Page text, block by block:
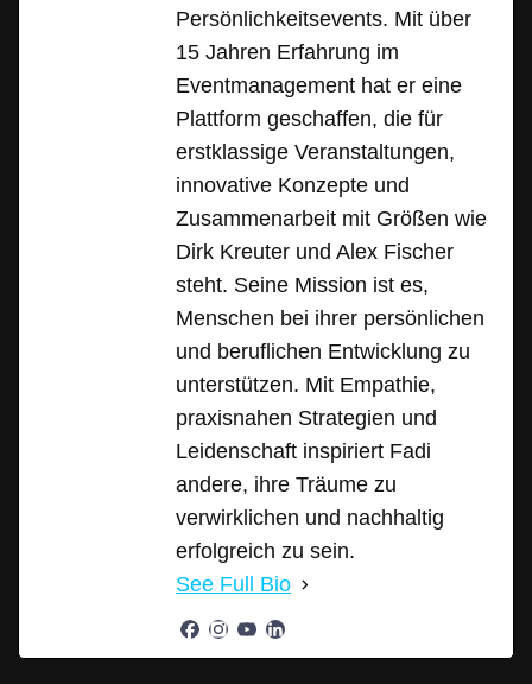
Persönlichkeitsevents. Mit über
15 Jahren Erfahrung im
Eventmanagement hat er eine
Plattform geschaffen, die für
erstklassige Veranstaltungen,
innovative Konzepte und
Zusammenarbeit mit Größen wie
Dirk Kreuter und Alex Fischer
steht. Seine Mission ist es,
Menschen bei ihrer persönlichen
und beruflichen Entwicklung zu
unterstützen. Mit Empathie,
praxisnahen Strategien und
Leidenschaft inspiriert Fadi
andere, ihre Träume zu
verwirklichen und nachhaltig
erfolgreich zu sein.
See Full Bio